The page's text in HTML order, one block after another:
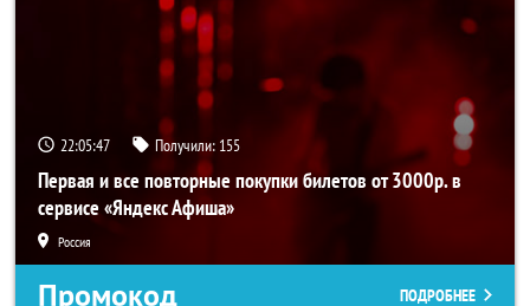
22:05:47 Получили: 155
Первая и все повторные покупки билетов от 3000р. в
сервисе «Яндекс Афиша»
Россия
Промокод ПОДРОБНЕЕ